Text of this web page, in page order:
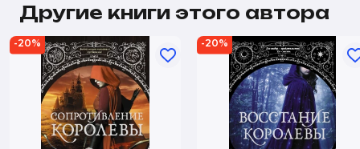
Другие книги этого автора
-20% -20%